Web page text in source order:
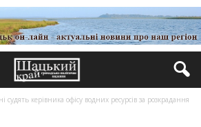
судять керівника офісу водних ресурсів за розкрадання